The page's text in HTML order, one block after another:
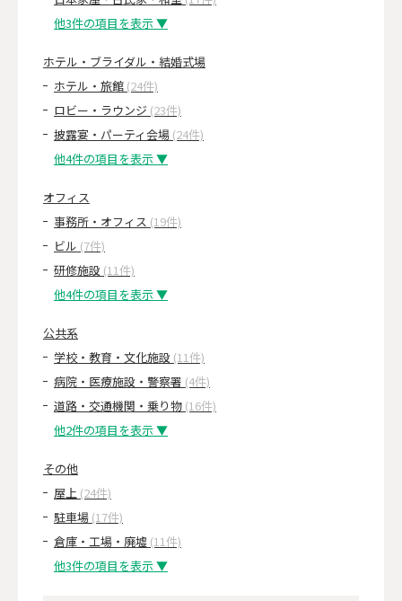
他3件の項目を表示 ▼
ホテル・ブライダル・結婚式場
ホテル・旅館 (24件)
ロビー・ラウンジ (23件)
披露宴・パーティ会場 (24件)
他4件の項目を表示 ▼
オフィス
事務所・オフィス (19件)
ビル (7件)
研修施設 (11件)
他4件の項目を表示 ▼
公共系
学校・教育・文化施設 (11件)
病院・医療施設・警察署 (4件)
道路・交通機関・乗り物 (16件)
他2件の項目を表示 ▼
その他
屋上 (24件)
駐車場 (17件)
倉庫・工場・廃墟 (11件)
他3件の項目を表示 ▼